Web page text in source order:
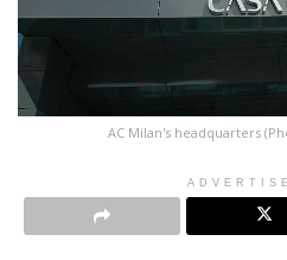
AC Milan's headquarters